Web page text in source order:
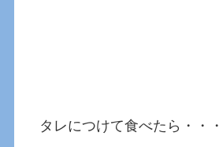
タレにつけて食べたら・・・